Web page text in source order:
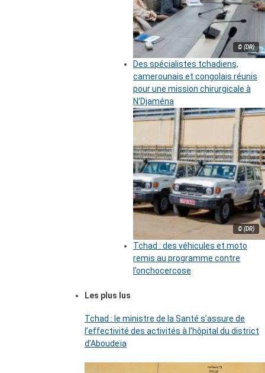
© (DR)
Des spécialistes tchadiens,
camerounais et congolais réunis
pour une mission chirurgicale à
N’Djaména
© (DR)
Tchad : des véhicules et moto
remis au programme contre
l’onchocercose
Les plus lus
Tchad : le ministre de la Santé s’assure de
l’effectivité des activités à l’hôpital du district
d’Aboudeïa